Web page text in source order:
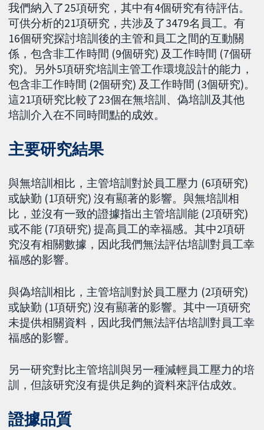
我們納入了25項研究，其中有4個研究有待評估。
可供分析的21項研究，共涉及了3479名員工。有
16個研究探討培訓後的主管和員工之間的互動關
係，包含非工作時間 (9個研究) 及工作時間 (7個研
究)。另外5項研究培訓主管工作環境設計的能力，
包含非工作時間 (2個研究) 及工作時間 (3個研究)。
這21項研究比較了23個在無培訓、偽培訓及其他
培訓介入在不同時間點的成效。
主要研究結果
與無培訓相比，主管培訓對於員工壓力 (6項研究)
或缺勤 (1項研究) 沒有顯著的影響。與無培訓相
比，並沒有一致的證據指出主管培訓能 (2項研究)
或不能 (7項研究) 提高員工的幸福感。其中2項研
究沒有相關數據，因此我們無法評估培訓對員工幸
福感的影響。
與偽培訓相比，主管培訓對於員工壓力 (2項研究)
或缺勤 (1項研究) 沒有顯著的影響。其中一項研究
未提供相關資料，因此我們無法評估培訓對員工幸
福感的影響。
另一研究對比主管培訓與另一種減輕員工壓力的培
訓，但該研究沒有提供足夠的資料來評估成效。
證據品質